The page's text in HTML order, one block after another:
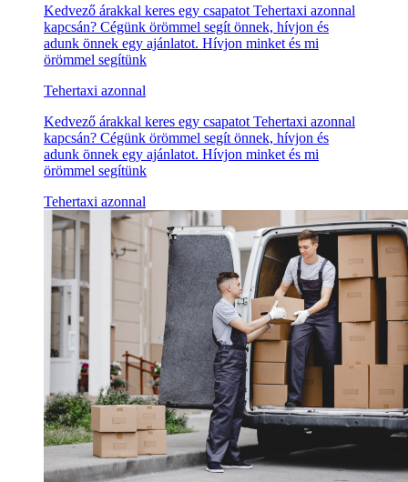
Kedvező árakkal keres egy csapatot Tehertaxi azonnal
kapcsán? Cégünk örömmel segít önnek, hívjon és
adunk önnek egy ajánlatot. Hívjon minket és mi
örömmel segítünk
Tehertaxi azonnal
Kedvező árakkal keres egy csapatot Tehertaxi azonnal
kapcsán? Cégünk örömmel segít önnek, hívjon és
adunk önnek egy ajánlatot. Hívjon minket és mi
örömmel segítünk
Tehertaxi azonnal